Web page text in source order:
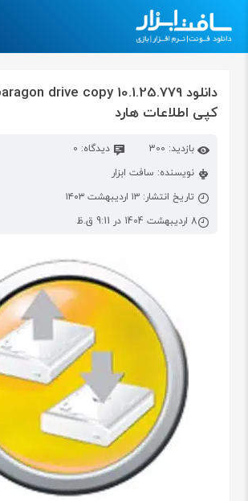
کپی اطلاعات هارد
بازدید: 300
دیدگاه: 0
نویسنده: سافت ابزار
تاریخ انتشار: ۱۳ اردیبهشت ۱۴۰۳
8 اردیبهشت 1404 در 9:11 ق.ظ